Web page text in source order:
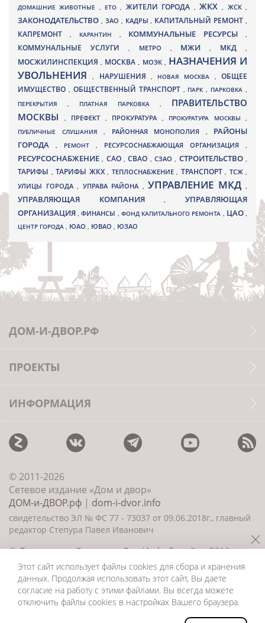
ДОМАШНИЕ ЖИВОТНЫЕ , ЕТО, ЖИТЕЛИ ГОРОДА , ЖКХ, ЖСК,
ЗАКОНОДАТЕЛЬСТВО , ЗАО , КАДРЫ, КАПИТАЛЬНЫЙ РЕМОНТ ,
КАПРЕМОНТ , КАРАНТИН , КОММУНАЛЬНЫЕ РЕСУРСЫ,
КОММУНАЛЬНЫЕ УСЛУГИ , МЕТРО , МЖИ, МКД ,
МОСЖИЛИНСПЕКЦИЯ, МОСКВА , МОЭК , НАЗНАЧЕНИЯ И
УВОЛЬНЕНИЯ, НАРУШЕНИЯ , НОВАЯ МОСКВА ,ОБЩЕЕ
ИМУЩЕСТВО , ОБЩЕСТВЕННЫЙ ТРАНСПОРТ , ПАРК, ПАРКОВКА ,
ПЕРЕКРЫТИЯ , ПЛАТНАЯ ПАРКОВКА , ПРАВИТЕЛЬСТВО
МОСКВЫ
, ПРЕФЕКТ , ПРОКУРАТУРА , ПРОКУРАТУРА МОСКВЫ ,
ПУБЛИЧНЫЕ СЛУШАНИЯ , РАЙОННАЯ МОНОПОЛИЯ , РАЙОНЫ
ГОРОДА
, РЕМОНТ , РЕСУРСОСНАБЖАЮЩАЯ ОРГАНИЗАЦИЯ ,
РЕСУРСОСНАБЖЕНИЕ, САО,СВАО ,СЗАО, СТРОИТЕЛЬСТВО,
ТАРИФЫ , ТАРИФЫ ЖКХ , ТЕПЛОСНАБЖЕНИЕ , ТРАНСПОРТ , ТСЖ ,
УЛИЦЫ ГОРОДА , УПРАВА РАЙОНА , УПРАВЛЕНИЕ МКД ,
УПРАВЛЯЮЩАЯ КОМПАНИЯ,УПРАВЛЯЮЩАЯ
ОРГАНИЗАЦИЯ,ФИНАНСЫ , ФОНД КАПИТАЛЬНОГО РЕМОНТА , ЦАО,
ЦЕНТР ГОРОДА , ЮАО , ЮВАО , ЮЗАО
ДОМ-И-ДВОР.РФ
ПРОЕКТЫ
ИНФОРМАЦИЯ
© 2011-2026
Сетевое издание «Дом и двор»
ДОМ-и-ДВОР.рф | dom-i-dvor.info
свидетельство ЭЛ № ФС 77 - 73037 от 09.06.2018г., главный
редактор Степура Павел Иванович
©Создание сайта и дизайн«ИнфоДизайн» 2011—
2026
Этот сайт использует файлы cookies для сбора и хранения
данных. Продолжая использовать этот сайт, Вы даете
согласие на работу с этими файлами. Вы всегда можете
отключить файлы cookies в настройках Вашего браузера.